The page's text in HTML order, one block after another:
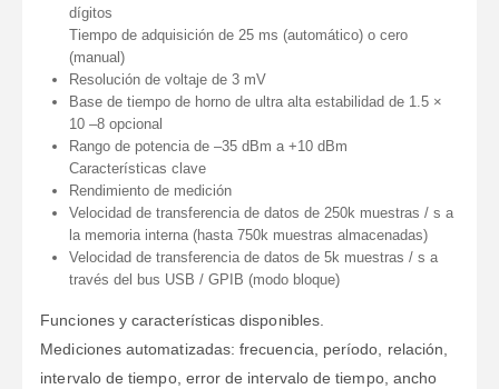
dígitos
Tiempo de adquisición de 25 ms (automático) o cero
(manual)
Resolución de voltaje de 3 mV
Base de tiempo de horno de ultra alta estabilidad de 1.5 ×
10 –8 opcional
Rango de potencia de –35 dBm a +10 dBm
Características clave
Rendimiento de medición
Velocidad de transferencia de datos de 250k muestras / s a ​​
la memoria interna (hasta 750k muestras almacenadas)
Velocidad de transferencia de datos de 5k muestras / s a ​​
través del bus USB / GPIB (modo bloque)
Funciones y características disponibles.
Mediciones automatizadas: frecuencia, período, relación,
intervalo de tiempo, error de intervalo de tiempo, ancho